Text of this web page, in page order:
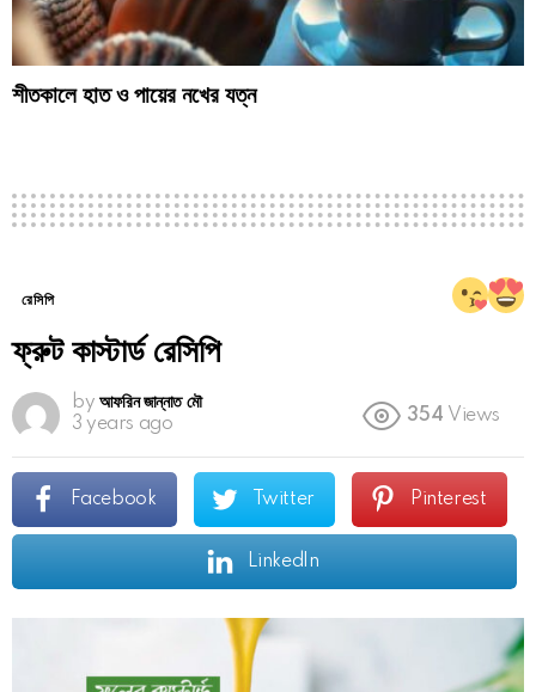
শীতকালে হাত ও পায়ের নখের যত্ন
রেসিপি
ফ্রুট কাস্টার্ড রেসিপি
by আফরিন জান্নাত মৌ
3 years ago
354 Views
Facebook Twitter Pinterest
LinkedIn